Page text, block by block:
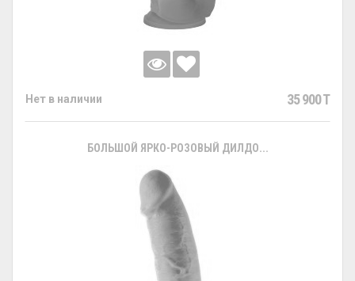
Нет в наличии 35 900 T
БОЛЬШОЙ ЯРКО-РОЗОВЫЙ ДИЛДО...